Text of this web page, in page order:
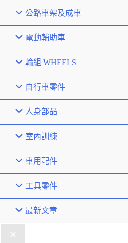
公路車架及成車
電動輔助車
輪組 WHEELS
自行車零件
人身部品
室內訓練
車用配件
工具零件
最新文章